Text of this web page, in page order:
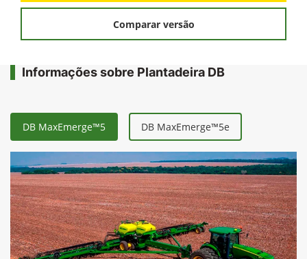
Comparar versão
Informações sobre Plantadeira DB
DB MaxEmerge™5 DB MaxEmerge™5e